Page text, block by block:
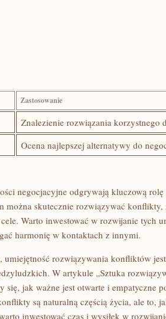
Zastosowanie
Znalezienie‍ rozwiązania korzystnego
Ocena najlepszej alternatywy do
negocjacyjne odgrywają kluczową
można skutecznie rozwiązywać
⁣Warto inwestować ‍w rozwijanie tych
‍harmonię w kontaktach z innymi.
umiejętność rozwiązywania konfliktów
W artykule „Sztuka
się, jak ważne jest otwarte ⁤i empatyczne
są naturalną częścią życia, ale to,
​inwestować czas i wysiłek w